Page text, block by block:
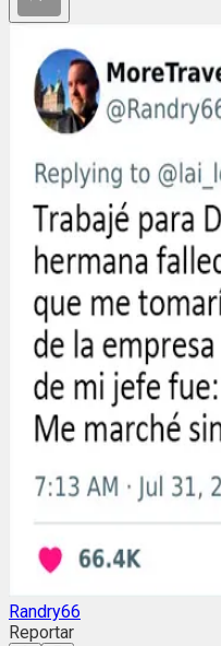
Randry66
Reportar